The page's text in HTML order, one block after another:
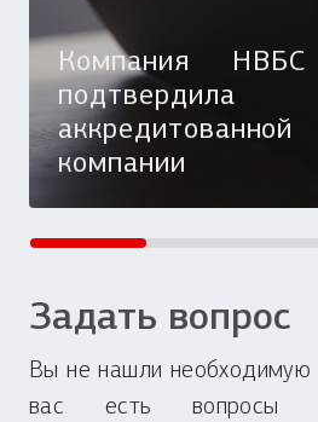
Компания
подтвердила
компании
Задать вопрос
Вы не нашли
вас есть вопросы